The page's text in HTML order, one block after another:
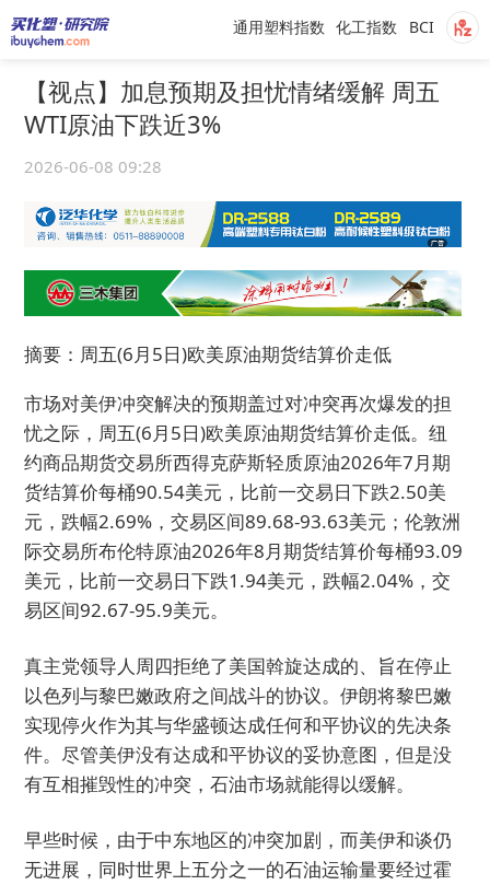
BCI
化工指数
通用塑料指数
【视点】加息预期及担忧情绪缓解 周五
WTI原油下跌近3%
2026-06-08 09:28
摘要：周五(6月5日)欧美原油期货结算价走低
市场对美伊冲突解决的预期盖过对冲突再次爆发的担
忧之际，周五(6月5日)欧美原油期货结算价走低。纽
约商品期货交易所西得克萨斯轻质原油2026年7月期
货结算价每桶90.54美元，比前一交易日下跌2.50美
元，跌幅2.69%，交易区间89.68-93.63美元；伦敦洲
际交易所布伦特原油2026年8月期货结算价每桶93.09
美元，比前一交易日下跌1.94美元，跌幅2.04%，交
易区间92.67-95.9美元。
真主党领导人周四拒绝了美国斡旋达成的、旨在停止
以色列与黎巴嫩政府之间战斗的协议。伊朗将黎巴嫩
实现停火作为其与华盛顿达成任何和平协议的先决条
件。尽管美伊没有达成和平协议的妥协意图，但是没
有互相摧毁性的冲突，石油市场就能得以缓解。
早些时候，由于中东地区的冲突加剧，而美伊和谈仍
无进展，同时世界上五分之一的石油运输量要经过霍